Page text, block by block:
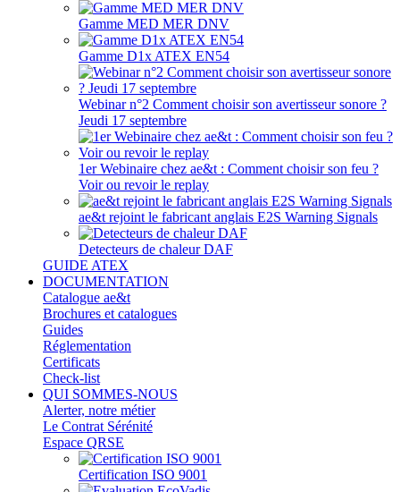
Gamme MED MER DNV
Gamme D1x ATEX EN54
Webinar n°2 Comment choisir son avertisseur sonore ?
Jeudi 17 septembre
1er Webinaire chez ae&t : Comment choisir son feu ?
Voir ou revoir le replay
ae&t rejoint le fabricant anglais E2S Warning Signals
Detecteurs de chaleur DAF
GUIDE ATEX
DOCUMENTATION
Catalogue ae&t
Brochures et catalogues
Guides
Réglementation
Certificats
Check-list
QUI SOMMES-NOUS
Alerter, notre métier
Le Contrat Sérénité
Espace QRSE
Certification ISO 9001